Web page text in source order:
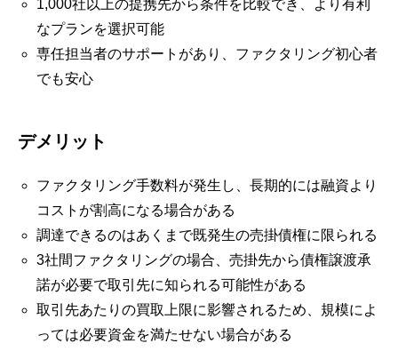
1,000社以上の提携先から条件を比較でき、より有利
なプランを選択可能
専任担当者のサポートがあり、ファクタリング初心者
でも安心
デメリット
ファクタリング手数料が発生し、長期的には融資より
コストが割高になる場合がある
調達できるのはあくまで既発生の売掛債権に限られる
3社間ファクタリングの場合、売掛先から債権譲渡承
諾が必要で取引先に知られる可能性がある
取引先あたりの買取上限に影響されるため、規模によ
っては必要資金を満たせない場合がある